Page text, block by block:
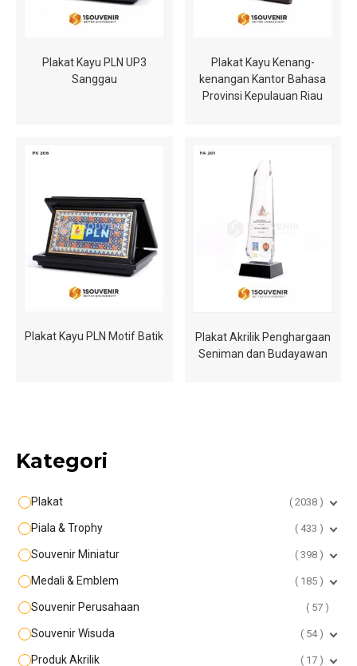
Plakat Kayu PLN UP3
Sanggau
Plakat Kayu Kenang-
kenangan Kantor Bahasa
Provinsi Kepulauan Riau
Plakat Kayu PLN Motif Batik
Plakat Akrilik Penghargaan
Seniman dan Budayawan
Kategori
Plakat 2038
Piala & Trophy 433
Souvenir Miniatur 398
Medali & Emblem 185
Souvenir Perusahaan 57
Souvenir Wisuda 54
Produk Akrilik 17